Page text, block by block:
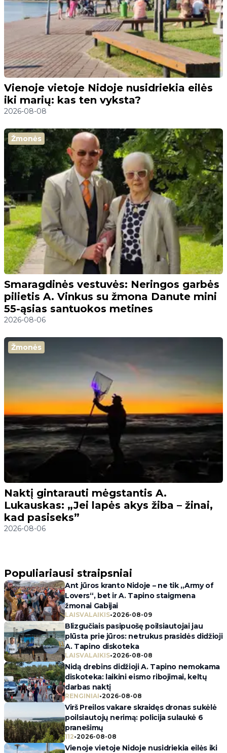
Vienoje vietoje Nidoje nusidriekia eilės
iki marių: kas ten vyksta?
2026-08-08
Žmonės
Smaragdinės vestuvės: Neringos garbės
pilietis A. Vinkus su žmona Danute mini
55-ąsias santuokos metines
2026-08-06
Žmonės
Naktį gintarauti mėgstantis A.
Lukauskas: „Jei lapės akys žiba – žinai,
kad pasiseks”
2026-08-06
Populiariausi straipsniai
Ant jūros kranto Nidoje – ne tik „Army of
Lovers“, bet ir A. Tapino staigmena
žmonai Gabijai
LAISVALAIKIS•2026-08-09
Blizgučiais pasipuošę poilsiautojai jau
plūsta prie jūros: netrukus prasidės didžioji
A. Tapino diskoteka
LAISVALAIKIS•2026-08-08
Nidą drebins didžioji A. Tapino nemokama
diskoteka: laikini eismo ribojimai, keltų
darbas naktį
RENGINIAI•2026-08-08
Virš Preilos vakare skraidęs dronas sukėlė
poilsiautojų nerimą: policija sulaukė 6
pranešimų
112•2026-08-08
Vienoje vietoje Nidoje nusidriekia eilės iki